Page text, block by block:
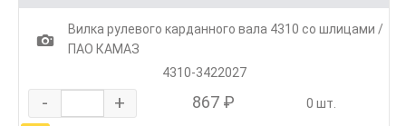
1
Вилка рулевого карданного вала 4310 со шлицами /
ПАО КАМАЗ
4310-3422027
- + 867 ₽ 0 шт.